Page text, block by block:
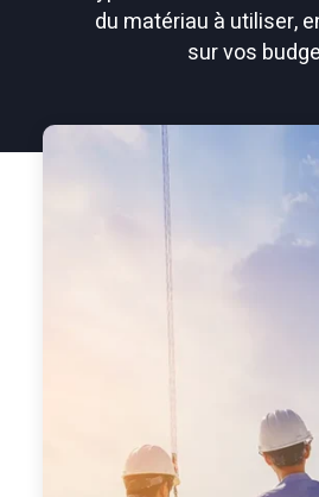
du matériau à utiliser,
sur vos